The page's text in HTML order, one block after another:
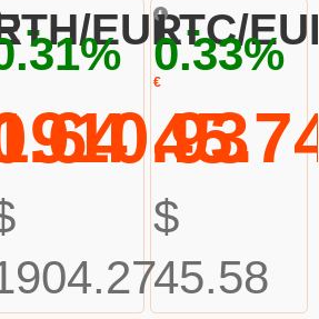
- EUR-
LTC/
0.33%
€
$
45.58